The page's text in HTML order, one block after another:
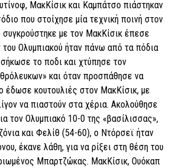
ΜακΚίσικ και Καμπάτσο πιάστηκαν
που στοίχησε μία τεχνική ποινή στον
με τον ΜακΚίσικ έπεσε
Ολυμπιακού ήταν πάνω από τα πόδια
το ποδι και χτύπησε τον
και όταν προσπάθησε να
έδωσε κουτουλιές στον ΜακΚίσικ, με
να πιαστούν στα χέρια. Ακολούθησε
τον Ολυμπιακό 10-0 της «βασίλισσας»,
και Φελίθ (54-60), ο Ντόρσεϊ ήταν
έκανε λάθη, για να ρίξει στη θέση του
Μπαρτζώκας. ΜακΚίσικ, Ουόκαπ